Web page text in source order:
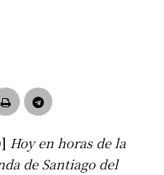
Hoy en horas de la
de Santiago del